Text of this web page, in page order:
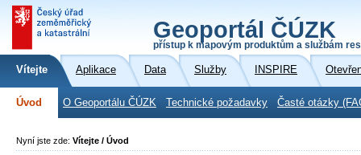
Geoportál ČÚZK
přístup k mapovým produktům a službám
Vítejte Aplikace Data Služby INSPIRE
Úvod O Geoportálu ČÚZK Technické požadavky Časté otázky
Nyní jste zde: Vítejte / Úvod